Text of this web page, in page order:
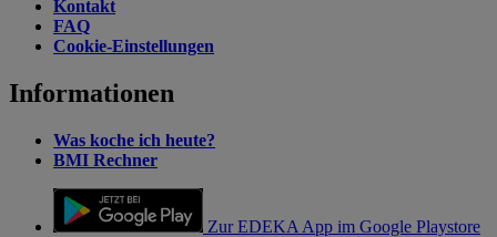
Kontakt
FAQ
Cookie-Einstellungen
Informationen
Was koche ich heute?
BMI Rechner
Zur EDEKA App im Google Playstore